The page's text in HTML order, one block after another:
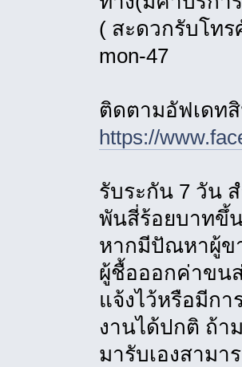
( สะดวกรับโทร
mon-47
ติดตามอัฟเดท
https://
รับระกัน 7 วัน
พันสี่ร้อยบาทขึ้
หากมีปัณหาผู้ข
ผู้ชื้อออกค่าขน
แจ้งไว้หรือมีก
งานได้ปกติ ถ้า
มารับเองสาม